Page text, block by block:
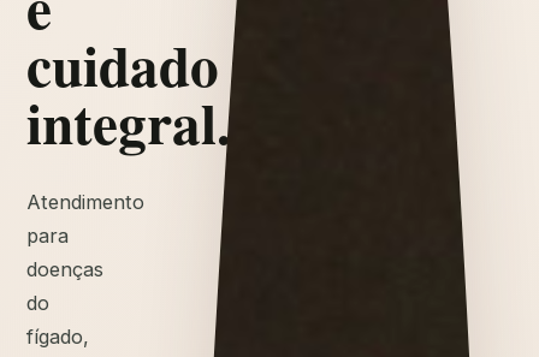
cuidado
integral.
Atendimento
para
doenças
do
fígado,